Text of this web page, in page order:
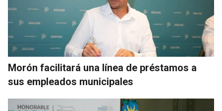
Morón facilitará una línea de préstamos a
sus empleados municipales